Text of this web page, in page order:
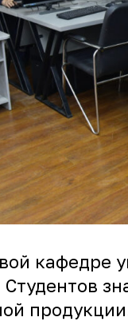
кафедре
Студентов